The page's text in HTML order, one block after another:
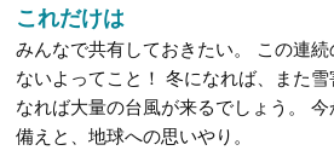
これだけは
みんなで共有しておきたい。 この連
ないよってこと！ 冬になれば、また
なれば大量の台風が来るでしょう。
備えと、地球への思いやり。